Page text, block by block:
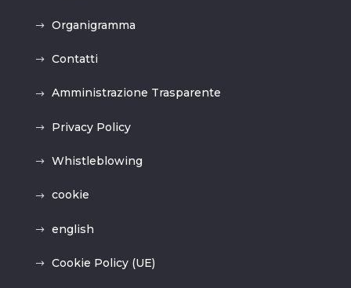
Organigramma
Contatti
Amministrazione Trasparente
Privacy Policy
Whistleblowing
cookie
english
Cookie Policy (UE)